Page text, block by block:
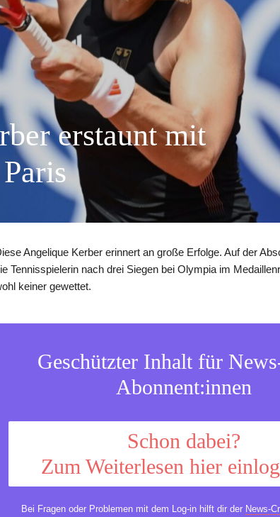
erstaunt mit
Angelique Kerber erinnert an große Erfolge. Auf der
Tennisspielerin nach drei Siegen bei Olympia im
keiner gewettet.
Geschützter Inhalt für
Abonnent:innen
Schon dabei?
Zum Weiterlesen hier
Bei Fragen oder Problemen mit dem Log-in hilft dir der News-